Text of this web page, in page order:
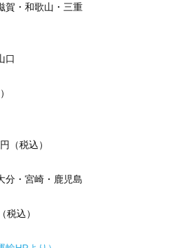
賀・和歌山・三重
口
（税込）
分・宮崎・鹿児島
税込）